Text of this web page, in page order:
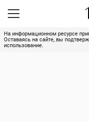
На информационном ресурсе
Оставаясь на сайте, вы
использование.